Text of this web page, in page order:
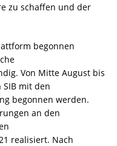
zu schaffen und der
begonnen
Von Mitte August bis
mit den
begonnen werden.
an den
realisiert. Nach